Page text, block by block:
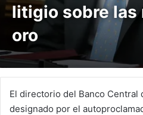
litigio sobre las
oro
El directorio del Banco Central
designado por el